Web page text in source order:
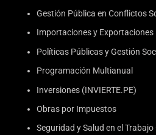
Gestión Pública en Conflictos
Importaciones y Exportaciones
Políticas Públicas y Gestión
Programación Multianual
Inversiones (INVIERTE.PE)
Obras por Impuestos
Seguridad y Salud en el Trabajo